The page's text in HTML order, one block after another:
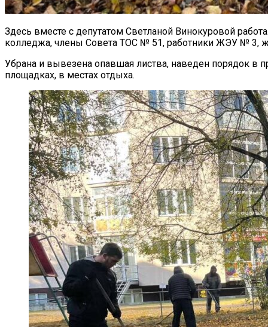
Здесь вместе с депутатом Светланой Винокуровой
колледжа, члены Совета ТОС № 51, работники ЖЭУ № 3,
Убрана и вывезена опавшая листва, наведен порядок в
площадках, в местах отдыха.